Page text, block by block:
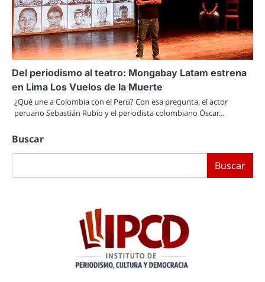
Del periodismo al teatro: Mongabay Latam estrena
en Lima Los Vuelos de la Muerte
¿Qué une a Colombia con el Perú? Con esa pregunta, el actor
peruano Sebastián Rubio y el periodista colombiano Óscar…
Buscar
Buscar